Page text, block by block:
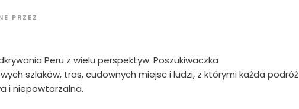
PRZEZ
Peru z wielu perspektyw. Poszukiwaczka
szlaków, tras, cudownych miejsc i ludzi, z którymi każda podróż
i niepowtarzalna.